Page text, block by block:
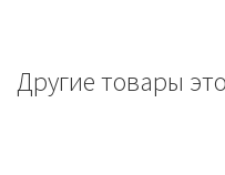
Другие товары